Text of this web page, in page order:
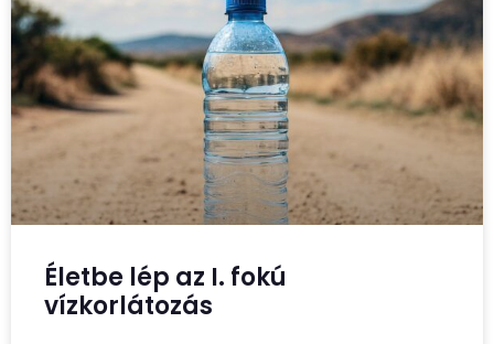
Életbe lép az I. fokú
vízkorlátozás